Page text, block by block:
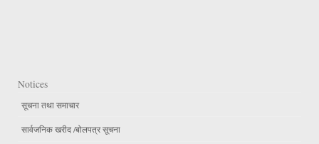
Notices
सूचना तथा समाचार
सार्वजनिक खरीद /बोलपत्र सूचना